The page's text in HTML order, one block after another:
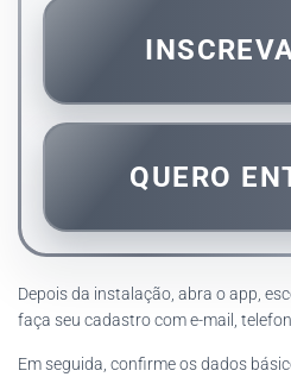
QUERO
Depois da instalação, abra o app,
faça seu cadastro com e-mail,
Em seguida, confirme os dados